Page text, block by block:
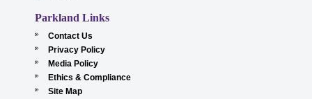
Parkland Links
Contact Us
Privacy Policy
Media Policy
Ethics & Compliance
Site Map